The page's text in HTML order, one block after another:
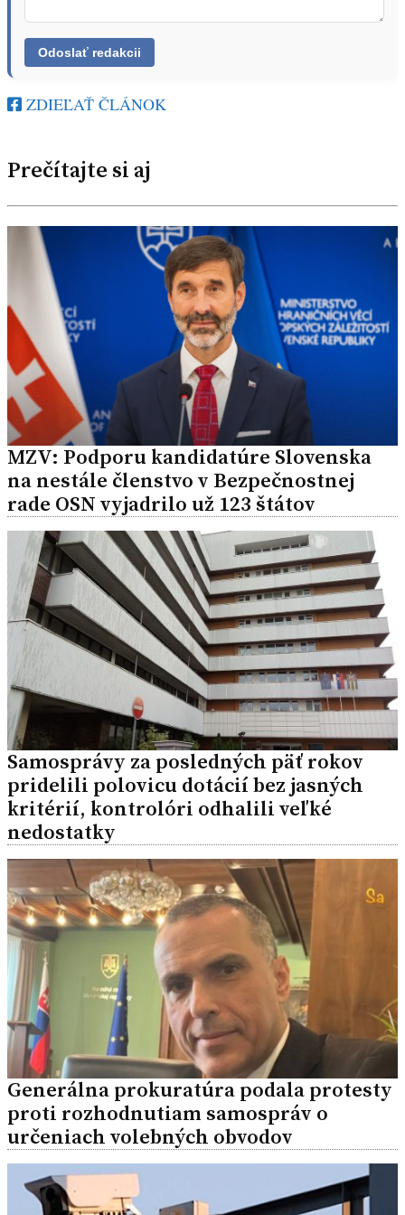
ZDIEĽAŤ ČLÁNOK
Prečítajte si aj
MZV: Podporu kandidatúre Slovenska
na nestále členstvo v Bezpečnostnej
rade OSN vyjadrilo už 123 štátov
Samosprávy za posledných päť rokov
pridelili polovicu dotácií bez jasných
kritérií, kontrolóri odhalili veľké
nedostatky
Generálna prokuratúra podala protesty
proti rozhodnutiam samospráv o
určeniach volebných obvodov